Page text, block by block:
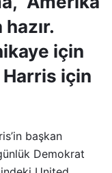
için
Harris için
başkan
Demokrat